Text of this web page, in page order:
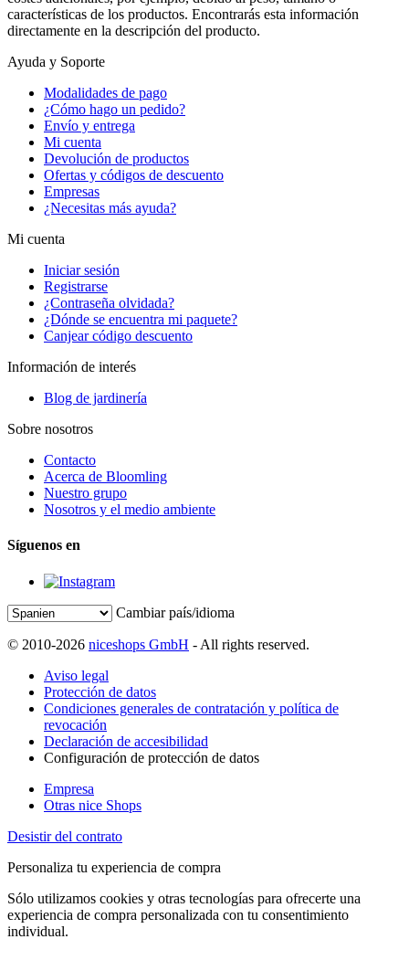
características de los productos. Encontrarás esta información
directamente en la descripción del producto.
Ayuda y Soporte
Modalidades de pago
¿Cómo hago un pedido?
Envío y entrega
Mi cuenta
Devolución de productos
Ofertas y códigos de descuento
Empresas
¿Necesitas más ayuda?
Mi cuenta
Iniciar sesión
Registrarse
¿Contraseña olvidada?
¿Dónde se encuentra mi paquete?
Canjear código descuento
Información de interés
Blog de jardinería
Sobre nosotros
Contacto
Acerca de Bloomling
Nuestro grupo
Nosotros y el medio ambiente
Síguenos en
Cambiar país/idioma
© 2010-2026 niceshops GmbH - All rights reserved.
Aviso legal
Protección de datos
Condiciones generales de contratación y política de
revocación
Declaración de accesibilidad
Configuración de protección de datos
Empresa
Otras nice Shops
Desistir del contrato
Personaliza tu experiencia de compra
Sólo utilizamos cookies y otras tecnologías para ofrecerte una
experiencia de compra personalizada con tu consentimiento
individual.